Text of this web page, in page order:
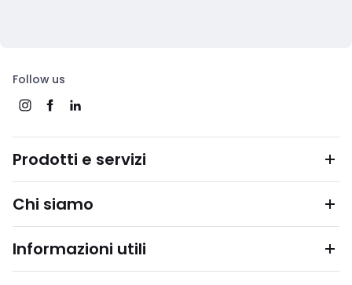
Follow us
Prodotti e servizi
Chi siamo
Informazioni utili